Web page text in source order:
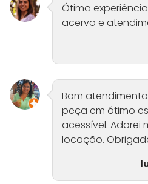
Ótima
acervo e
Bom
peça em ótimo
acessível. Adorei
locação.